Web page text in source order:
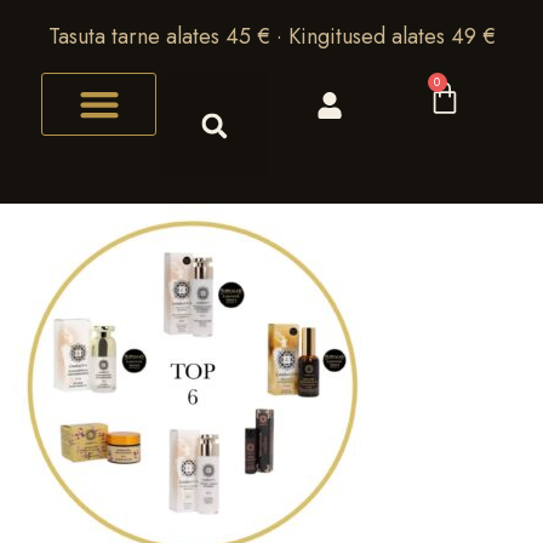
Tasuta tarne alates 45 € · Kingitused alates 49 €
0